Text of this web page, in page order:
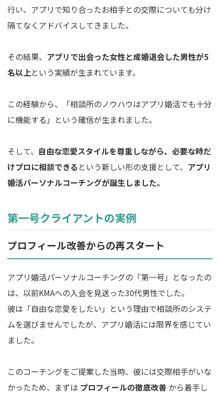
行い、アプリで知り合ったお相手との交際についても分け
隔てなくアドバイスしてきました。
その結果、 アプリで出会った女性と成婚退会した男性が5
名以上という実績が生まれています。
この経験から、「相談所のノウハウはアプリ婚活でも十分
に機能する」という確信が生まれました。
そして、 自由な恋愛スタイルを尊重しながら、必要な時だ
けプロに相談できる という新しい形の支援として、 アプリ
婚活パーソナルコーチングが誕生しました。
第一号クライアントの実例
プロフィール改善からの再スタート
アプリ婚活パーソナルコーチングの「第一号」となったの
は、以前KMAへの入会を見送った30代男性でした。
彼は「自由な恋愛をしたい」という理由で相談所のシステ
ムを選びませんでしたが、アプリ婚活には限界を感じてい
ました。
このコーチングをご提案した当時、彼には交際相手がいな
かったため、まずは プロフィールの徹底改善 から着手し